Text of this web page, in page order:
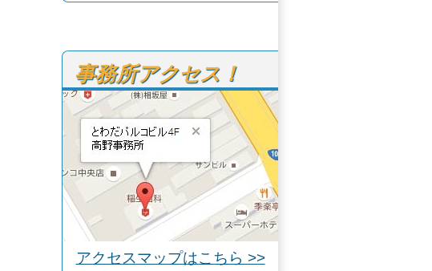
事務所アクセス！
アクセスマップはこちら >>